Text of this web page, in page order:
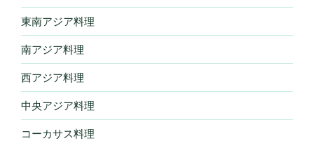
東南アジア料理
南アジア料理
西アジア料理
中央アジア料理
コーカサス料理